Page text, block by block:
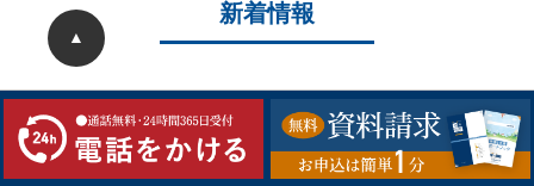
新着情報
2026/05/22 ことぶき中央斎場 20周年大感謝祭を開催しまし
た
2026/05/04 ことぶき中央斎場 20周年記念大感謝祭開催のお
▲